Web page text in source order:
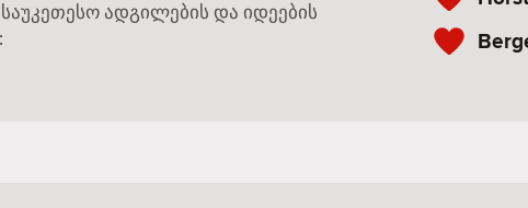
ადგილების და იდეების